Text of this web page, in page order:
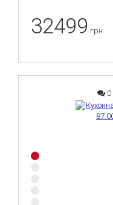
32499 грн
0